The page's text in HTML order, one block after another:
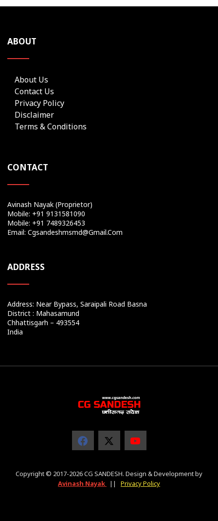
ABOUT
About Us
Contact Us
Privacy Policy
Disclaimer
Terms & Conditions
CONTACT
Avinash Nayak (Proprietor)
Mobile: +91 9131581090
Mobile: +91 7489326453
Email: Cgsandeshmsmd@gmail.com
ADDRESS
Address: Near Bypass, Saraipali Road Basna
District : Mahasamund
Chhattisgarh – 493554
India
Copyright © 2017-2026 CG SANDESH. Design & Development by
Avinash Nayak
|| Privacy Policy